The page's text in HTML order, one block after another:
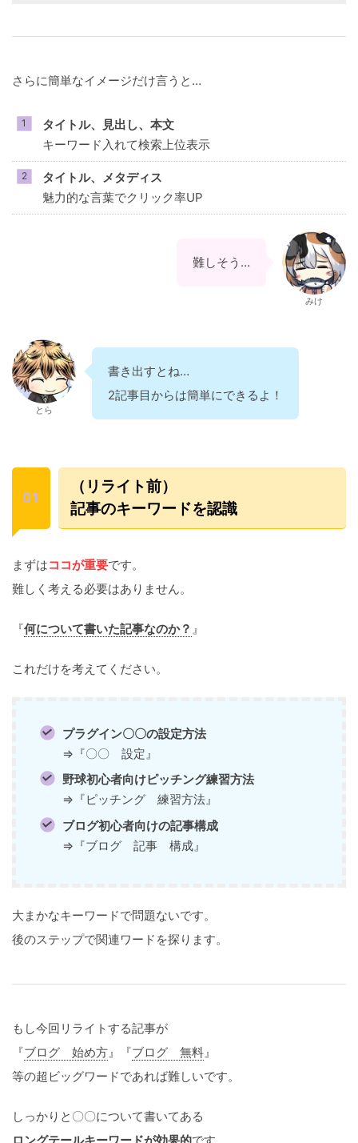
さらに簡単なイメージだけ言うと…
タイトル、見出し、本文
キーワード入れて検索上位表示
タイトル、メタディス
魅力的な言葉でクリック率UP
難しそう…
みけ
とら
書き出すとね…
2記事目からは簡単にできるよ！
（リライト前）
記事のキーワードを認識
まずはココが重要です。
難しく考える必要はありません。
『何について書いた記事なのか？ 』
これだけを考えてください。
プラグイン〇〇の設定方法
⇒『〇〇 設定』
野球初心者向けピッチング練習方法
⇒『ピッチング 練習方法』
ブログ初心者向けの記事構成
⇒『ブログ 記事 構成』
大まかなキーワードで問題ないです。
後のステップで関連ワードを探ります。
もし今回リライトする記事が
『ブログ 始め方』『ブログ 無料』
等の超ビッグワードであれば難しいです。
しっかりと〇〇について書いてある